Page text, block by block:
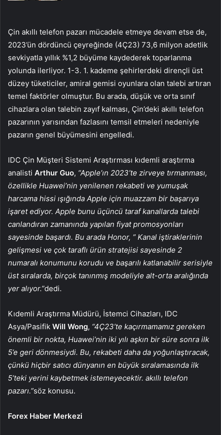
Çin akıllı telefon pazarı mücadele etmeye devam etse de,
2023’ün dördüncü çeyreğinde (4Ç23) 73,6 milyon adetlik
sevkiyatla yıllık %1,2 büyüme kaydederek toparlanma
yolunda ilerliyor. 1-3. 1. kademe şehirlerdeki dirençli üst
düzey tüketiciler, amiral gemisi oyunlara olan talebi artıran
temel faktörler olmuştur. Bu arada, düşük ve orta sınıf
cihazlara olan talebin zayıf kalması, Çin’deki akıllı telefon
pazarının yarısından fazlasını temsil etmeleri nedeniyle
pazarın genel büyümesini engelledi.
IDC Çin Müşteri Sistemi Araştırması kıdemli araştırma
analisti Arthur Guo, “Apple’ın 2023’te zirveye tırmanması,
özellikle Huawei’nin yenilenen rekabeti ve yumuşak
harcama hissi ışığında Apple için muazzam bir başarıya
işaret ediyor. Apple bunu üçüncü taraf kanallarda talebi
canlandıran zamanında yapılan fiyat promosyonları
sayesinde başardı. Bu arada Honor, ” Kanal iştiraklerinin
gelişmesi ve çok taraflı ürün stratejisi sayesinde 2
numaralı konumunu korudu ve başarılı katlanabilir serisiyle
üst sıralarda, birçok tanınmış modeliyle alt-orta aralığında
yer alıyor.”dedi.
Kıdemli Araştırma Müdürü, İstemci Cihazları, IDC
Asya/Pasifik Will Wong, “4Ç23’te kaçırmamamız gereken
önemli bir nokta, Huawei’nin iki yılı aşkın bir süre sonra ilk
5’e geri dönmesiydi. Bu, rekabeti daha da yoğunlaştıracak,
çünkü hiçbir satıcı dünyanın en büyük sıralamasında ilk
5’teki yerini kaybetmek istemeyecektir. akıllı telefon
pazarı.”söz konusu.
Forex Haber Merkezi